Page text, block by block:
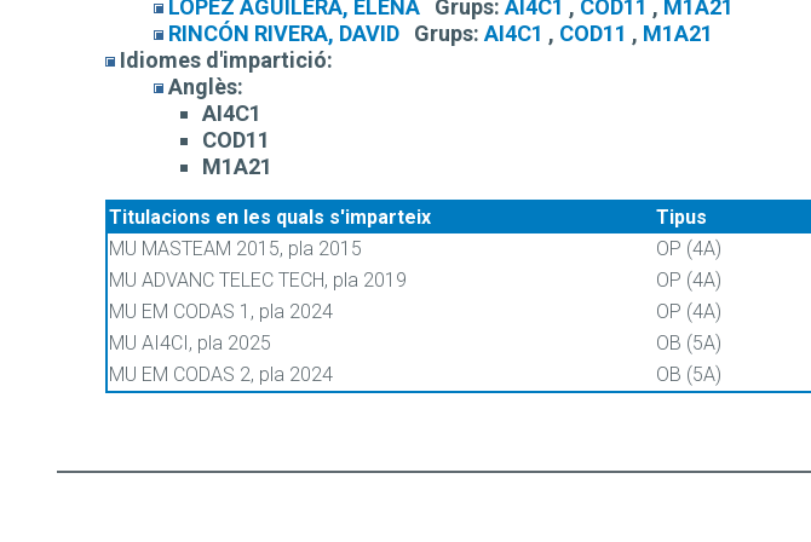
LÓPEZ AGUILERA, ELENA
Grups: AI4C1 , COD11 , M1A21
RINCÓN RIVERA, DAVID
Grups: AI4C1 , COD11 , M1A21
Idiomes d'impartició:
Anglès:
AI4C1
COD11
M1A21
Titulacions en les quals s'imparteix
Tipus
MU MASTEAM 2015, pla 2015
OP (4A)
MU ADVANC TELEC TECH, pla 2019
OP (4A)
MU EM CODAS 1, pla 2024
OP (4A)
MU AI4CI, pla 2025
OB (5A)
MU EM CODAS 2, pla 2024
OB (5A)